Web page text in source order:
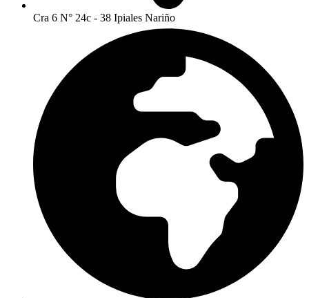
Cra 6 N° 24c - 38 Ipiales Nariño